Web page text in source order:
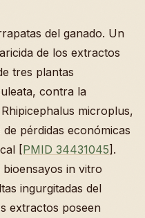
del ganado. Un
de los extractos
tres plantas
contra la
microplus,
pérdidas económicas
[PMID 34431045].
in vitro
ingurgitadas del
extractos poseen